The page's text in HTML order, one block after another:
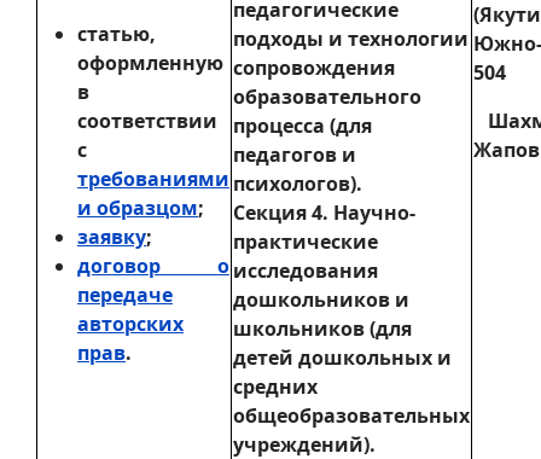
статью,
оформленную
в
соответствии
с
требованиями
и образцом;
заявку;
договор о
передаче
авторских
прав.
педагогические
подходы и технологии
сопровождения
образовательного
процесса (для
педагогов и
психологов).
Секция 4. Научно-
практические
исследования
дошкольников и
школьников (для
детей дошкольных и
средних
общеобразовательных
учреждений).
Южно-
504